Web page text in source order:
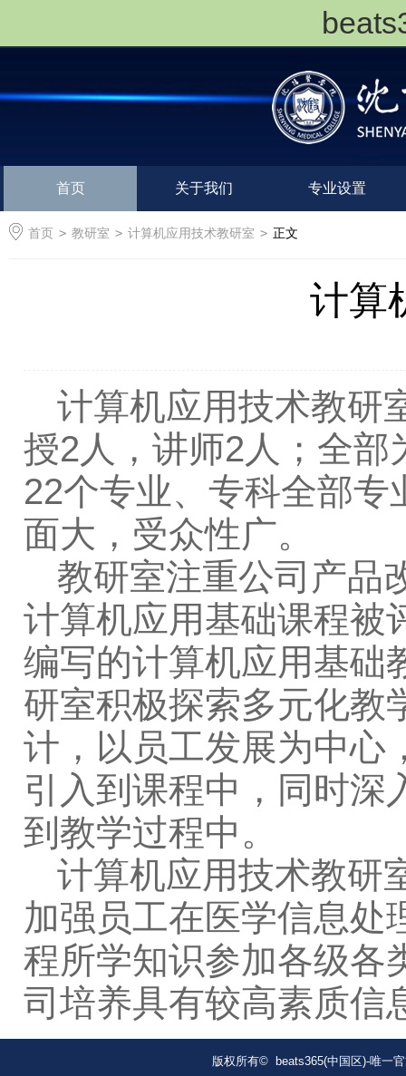
首页 关于我们 专业设置
首页 > 教研室 > 计算机应用技术教研室 > 正文
计算
计算机应用技术教研
授2人，讲师2人；全
22个专业、专科全部
面大，受众性广。
教研室注重公司产品
计算机应用基础课程被
编写的计算机应用基础
研室积极探索多元化教
计，以员工发展为中心
引入到课程中，同时深
到教学过程中。
计算机应用技术教研
加强员工在医学信息处
程所学知识参加各级各
司培养具有较高素质信
版权所有© beats365(中国区)-唯